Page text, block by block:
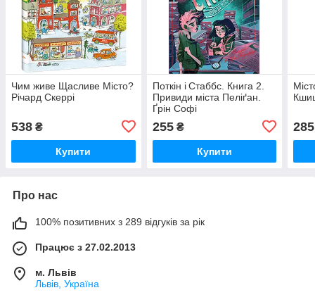
Чим живе Щасливе Місто?
Річард Скеррі
538 ₴
Купити
Поткін і Стаббс. Книга 2.
Привиди міста Пеліґан.
Ґрін Софі
255₴
Купити
285
Про нас
100% позитивних з 289 відгуків за рік
Працює з 27.02.2013
м. Львів
Львів, Україна